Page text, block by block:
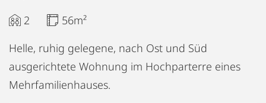
2
56m²
Helle, ruhig gelegene, nach Ost und Süd
ausgerichtete Wohnung im Hochparterre eines
Mehrfamilienhauses.